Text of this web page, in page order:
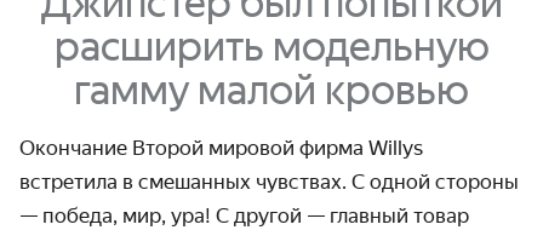
расширить модельную
гамму малой кровью
Окончание Второй мировой фирма Willys
встретила в смешанных чувствах. С одной стороны
— победа, мир, ура! С другой — главный товар